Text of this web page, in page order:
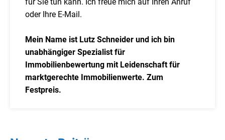
oder Ihre E-Mail.
Mein Name ist Lutz Schneider und ich bin
unabhängiger Spezialist für
Immobilienbewertung mit Leidenschaft für
marktgerechte Immobilienwerte. Zum
Festpreis.